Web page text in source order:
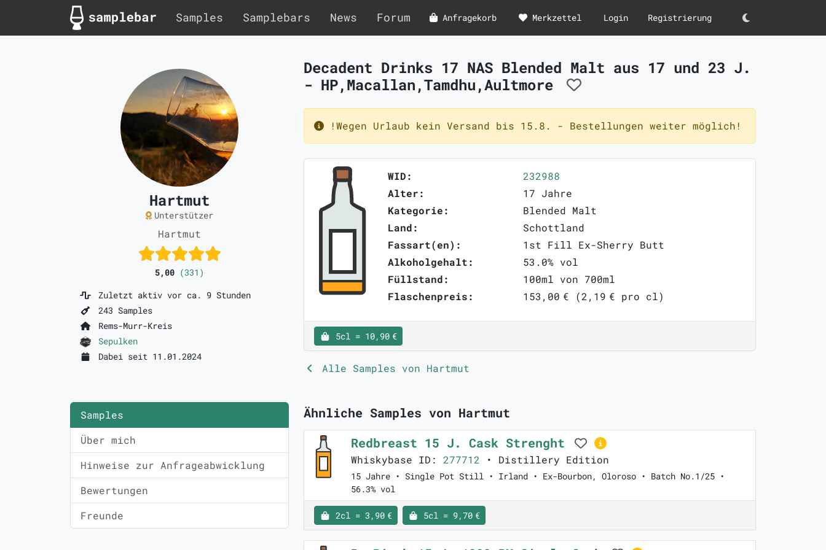
Samples Samplebars News Forum Anfragekorb Merkzettel Login Registrierung Darkmode
Hartmut
Unterstützer
Hartmut
5,00 (331)
Zuletzt aktiv vor ca. 9 Stunden
243 Samples
Rems-Murr-Kreis
Sepulken
Dabei seit 11.01.2024
Samples
Über mich
Hinweise zur Anfrageabwicklung
Bewertungen
Freunde
Decadent Drinks 17 NAS Blended Malt aus 17 und 23 J.
- HP,Macallan,Tamdhu,Aultmore
!Wegen Urlaub kein Versand bis 15.8. - Bestellungen weiter möglich!
WID:
232988
Alter:
17 Jahre
Kategorie:
Blended Malt
Land:
Schottland
Fassart(en):
1st Fill Ex-Sherry Butt
Alkoholgehalt:
53.0% vol
Füllstand:
100ml von 700ml
Flaschenpreis:
153,00 € (2,19 € pro cl)
5cl = 10,90 €
Alle Samples von Hartmut
Ähnliche Samples von Hartmut
Redbreast 15 J. Cask Strenght
Whiskybase ID: 277712 • Distillery Edition
15 Jahre • Single Pot Still • Irland • Ex-Bourbon, Oloroso • Batch No.1/25 •
56.3% vol
2cl = 3,90 € 5cl = 9,70 €